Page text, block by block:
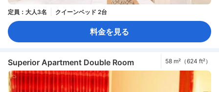
定員：大人3名 クイーンベッド 2台
料金を見る
Superior Apartment Double Room 58 m²（624 ft²）